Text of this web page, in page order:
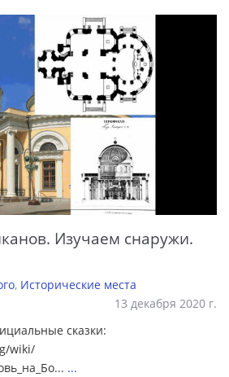
Изучаем снаружи.
, Исторические места
13 декабря 2020 г.
сказки:
wiki/
...